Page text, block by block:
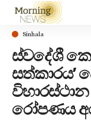
Sinhala
ස්වදේශී
සත්කාරය’
රෝපණය